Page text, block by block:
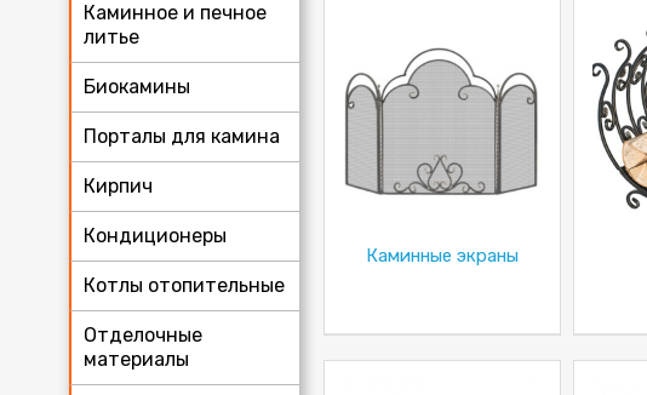
Каминное и печное
литье
Биокамины
Порталы для камина
Кирпич
Кондиционеры
Котлы отопительные
Отделочные
материалы
Каминные экраны